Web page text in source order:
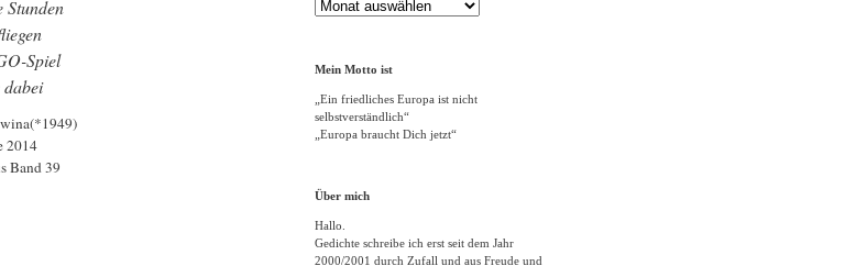
Stunden
Spiel
dabei
2014
Band 39
Gedichte
Archiv
Mein Motto ist
„Ein friedliches Europa ist nicht
selbstverständlich“
„Europa braucht Dich jetzt“
Über mich
Hallo.
Gedichte schreibe ich erst seit dem Jahr
2000/2001 durch Zufall und aus Freude und